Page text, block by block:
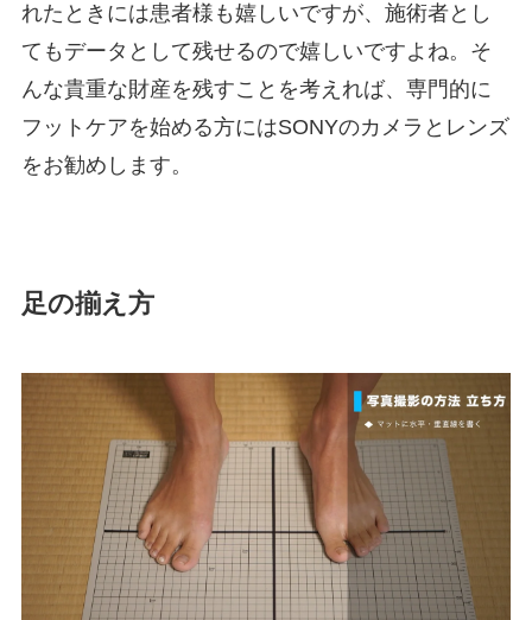
れたときには患者様も嬉しいですが、施術者とし
てもデータとして残せるので嬉しいですよね。そ
んな貴重な財産を残すことを考えれば、専門的に
フットケアを始める方にはSONYのカメラとレンズ
をお勧めします。
足の揃え方